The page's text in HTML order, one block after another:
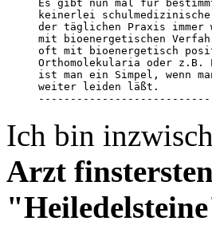
Es gibt nun mal für
keinerlei schulmedizinische
der täglichen Praxis
mit bioenergetischen
oft mit bioenergetisch
Orthomolekularia oder
ist man ein Simpel, wenn
weiter leiden läßt.
Ich bin
Arzt